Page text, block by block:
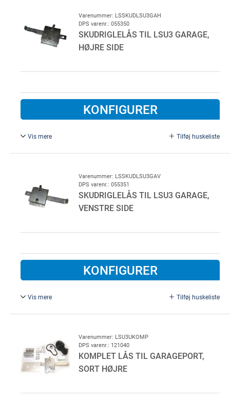
Varenummer: LSSKUDLSU3GAH
DPS varenr.: 055350
SKUDRIGLELÅS TIL LSU3 GARAGE,
HØJRE SIDE
KONFIGURER
Vis mere Tilføj huskeliste
Varenummer: LSSKUDLSU3GAV
DPS varenr.: 055351
SKUDRIGLELÅS TIL LSU3 GARAGE,
VENSTRE SIDE
KONFIGURER
Vis mere Tilføj huskeliste
Varenummer: LSU3UKOMP
DPS varenr.: 121040
KOMPLET LÅS TIL GARAGEPORT,
SORT HØJRE